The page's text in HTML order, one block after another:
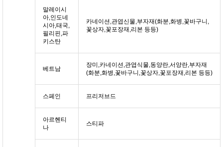
말레이시
아,인도네
시아,태국,
필리핀,파
키스탄
카네이션,관엽신물,부자재(화분,화병,꽃바구니,
꽃상자,꽃포장재,리본 등등)
베트남
장미,카네이션,관엽식물,동양란,서양란,부자재
(화분,화병,꽃바구니,꽃상자,꽃포장재,리본 등등)
스페인 프리저브드
아르헨티
나
스티파